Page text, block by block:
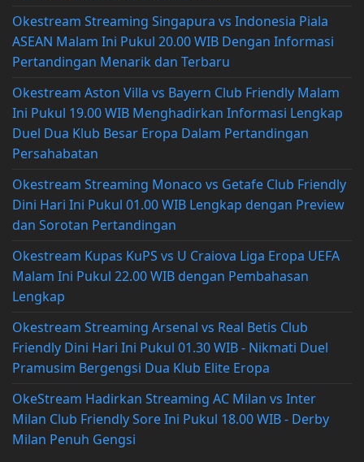
Okestream Streaming Singapura vs Indonesia Piala
ASEAN Malam Ini Pukul 20.00 WIB Dengan Informasi
Pertandingan Menarik dan Terbaru
Okestream Aston Villa vs Bayern Club Friendly Malam
Ini Pukul 19.00 WIB Menghadirkan Informasi Lengkap
Duel Dua Klub Besar Eropa Dalam Pertandingan
Persahabatan
Okestream Streaming Monaco vs Getafe Club Friendly
Dini Hari Ini Pukul 01.00 WIB Lengkap dengan Preview
dan Sorotan Pertandingan
Okestream Kupas KuPS vs U Craiova Liga Eropa UEFA
Malam Ini Pukul 22.00 WIB dengan Pembahasan
Lengkap
Okestream Streaming Arsenal vs Real Betis Club
Friendly Dini Hari Ini Pukul 01.30 WIB - Nikmati Duel
Pramusim Bergengsi Dua Klub Elite Eropa
OkeStream Hadirkan Streaming AC Milan vs Inter
Milan Club Friendly Sore Ini Pukul 18.00 WIB - Derby
Milan Penuh Gengsi